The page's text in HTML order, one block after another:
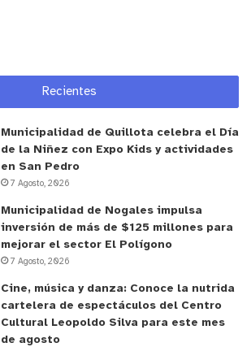
Recientes
Municipalidad de Quillota celebra el Día
de la Niñez con Expo Kids y actividades
en San Pedro
7 Agosto, 2026
Municipalidad de Nogales impulsa
inversión de más de $125 millones para
mejorar el sector El Polígono
7 Agosto, 2026
Cine, música y danza: Conoce la nutrida
cartelera de espectáculos del Centro
Cultural Leopoldo Silva para este mes
de agosto